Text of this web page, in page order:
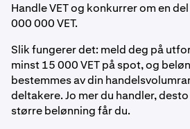
Handle VET og konkurrer om en
000 000 VET.
Slik fungerer det: meld deg på
minst 15 000 VET på spot, og
bestemmes av din
deltakere. Jo mer du handler,
større belønning får du.